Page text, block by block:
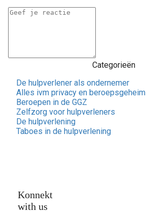
Categorieën
De hulpverlener als ondernemer
Alles ivm privacy en beroepsgeheim
Beroepen in de GGZ
Zelfzorg voor hulpverleners
De hulpverlening
Taboes in de hulpverlening
Konnekt
with us